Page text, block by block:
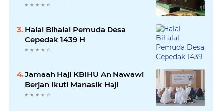
Halal Bihalal Pemuda Desa
Cepedak 1439 H
Jamaah Haji KBIHU An Nawawi
Berjan Ikuti Manasik Haji